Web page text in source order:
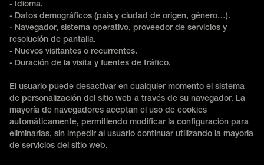
- Idioma.
- Datos demográficos (país y ciudad de origen, género…).
- Navegador, sistema operativo, proveedor de servicios y
resolución de pantalla.
- Nuevos visitantes o recurrentes.
- Duración de la visita y fuentes de tráfico.
El usuario puede desactivar en cualquier momento el sistema
de personalización del sitio web a través de su navegador. La
mayoría de navegadores aceptan el uso de cookies
automáticamente, permitiendo modificar la configuración para
eliminarlas, sin impedir al usuario continuar utilizando la mayoría
de servicios del sitio web.